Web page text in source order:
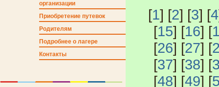
организации
Приобретение путевок
Родителям
Подробнее о лагере
Контакты
[1] [2] [3] [4
[15] [16] [
[26] [27] [
[37] [38] [
[48] [49] [